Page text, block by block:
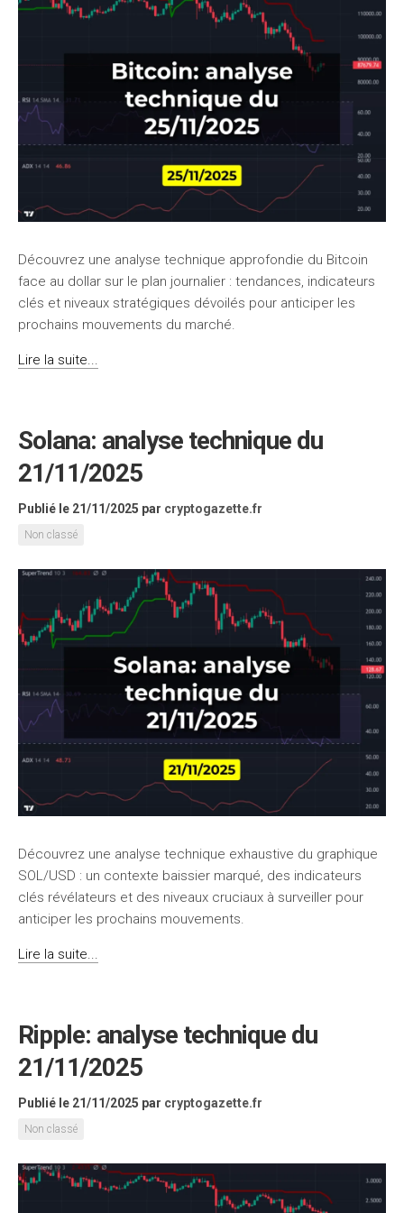
Découvrez une analyse technique approfondie du Bitcoin
face au dollar sur le plan journalier : tendances, indicateurs
clés et niveaux stratégiques dévoilés pour anticiper les
prochains mouvements du marché.
Lire la suite...
Solana: analyse technique du
21/11/2025
Publié le 21/11/2025 par cryptogazette.fr
Non classé
Découvrez une analyse technique exhaustive du graphique
SOL/USD : un contexte baissier marqué, des indicateurs
clés révélateurs et des niveaux cruciaux à surveiller pour
anticiper les prochains mouvements.
Lire la suite...
Ripple: analyse technique du
21/11/2025
Publié le 21/11/2025 par cryptogazette.fr
Non classé